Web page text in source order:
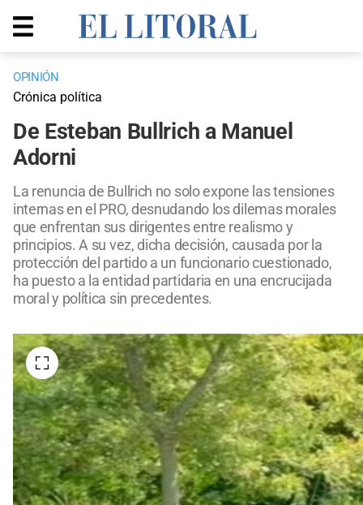
OPINIÓN
Crónica política
De Esteban Bullrich a Manuel
Adorni
La renuncia de Bullrich no solo expone las tensiones
internas en el PRO, desnudando los dilemas morales
que enfrentan sus dirigentes entre realismo y
principios. A su vez, dicha decisión, causada por la
protección del partido a un funcionario cuestionado,
ha puesto a la entidad partidaria en una encrucijada
moral y política sin precedentes.